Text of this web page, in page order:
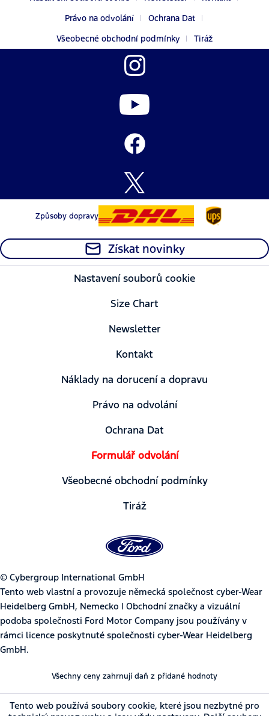
Právo na odvolání
Ochrana Dat
Všeobecné obchodní podmínky
Tiráž
Způsoby dopravy
Získat novinky
Nastavení souborů cookie
Size Chart
Newsletter
Kontakt
Náklady na dorucení a dopravu
Právo na odvolání
Ochrana Dat
Formulář odvolání
Všeobecné obchodní podmínky
Tiráž
© Cybergroup International GmbH
Tento web vlastní a provozuje německá společnost cyber-Wear
Heidelberg GmbH, Nemecko | Obchodní značky a vizuální
podoba společnosti Ford Motor Company jsou používány v
rámci licence poskytnuté společnosti cyber-Wear Heidelberg
GmbH.
Všechny ceny zahrnují daň z přidané hodnoty
Tento web používá soubory cookie, které jsou nezbytné pro